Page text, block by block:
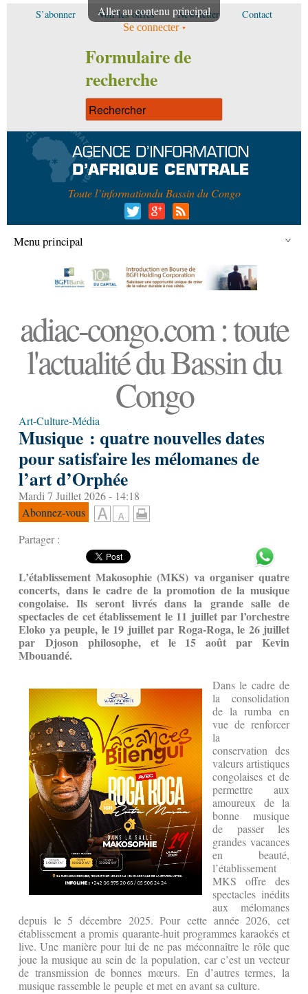
Aller au contenu principal
S’abonner Voir les offres Newsletter Contact
Se connecter
Formulaire de
recherche
Toute l’informationdu Bassin du Congo
Menu principal
adiac-congo.com : toute
l'actualité du Bassin du
Congo
Art-Culture-Média
Musique : quatre nouvelles dates
pour satisfaire les mélomanes de
l’art d’Orphée
Mardi 7 Juillet 2026 - 14:18
Abonnez-vous
Partager :
L’établissement Makosophie (MKS) va organiser quatre
concerts, dans le cadre de la promotion de la musique
congolaise. Ils seront livrés dans la grande salle de
spectacles de cet établissement le 11 juillet par l’orchestre
Eloko ya peuple, le 19 juillet par Roga-Roga, le 26 juillet
par Djoson philosophe, et le 15 août par Kevin
Mbouandé.
Dans le cadre de
la consolidation
de la rumba en
vue de renforcer
la
conservation des
valeurs artistiques
congolaises et de
permettre aux
amoureux de la
bonne musique
de passer les
grandes vacances
en beauté,
l’établissement
MKS offre des
spectacles inédits
aux mélomanes
depuis le 5 décembre 2025. Pour cette année 2026, cet
établissement a promis quarante-huit programmes karaokés et
live. Une manière pour lui de ne pas méconnaître le rôle que
joue la musique au sein de la population, car c’est un vecteur
de transmission de bonnes mœurs. En d’autres termes, la
musique rassemble le peuple et met en avant sa culture.